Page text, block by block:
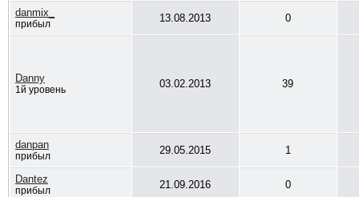
danmix_
прибыл 13.08.2013 0
Danny
1й уровень 03.02.2013 39
danpan
прибыл 29.05.2015 1
Dantez
прибыл 21.09.2016 0